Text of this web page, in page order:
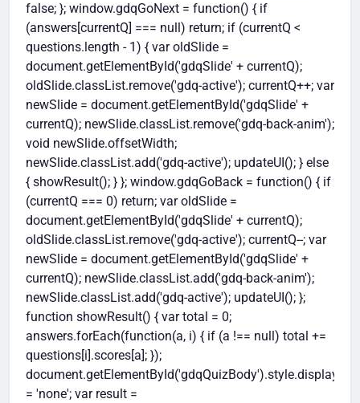
false; }; window.gdqGoNext = function() { if
(answers[currentQ] === null) return; if (currentQ <
questions.length - 1) { var oldSlide =
document.getElementById('gdqSlide' + currentQ);
oldSlide.classList.remove('gdq-active'); currentQ++; var
newSlide = document.getElementById('gdqSlide' +
currentQ); newSlide.classList.remove('gdq-back-anim');
void newSlide.offsetWidth;
newSlide.classList.add('gdq-active'); updateUI(); } else
{ showResult(); } }; window.gdqGoBack = function() { if
(currentQ === 0) return; var oldSlide =
document.getElementById('gdqSlide' + currentQ);
oldSlide.classList.remove('gdq-active'); currentQ--; var
newSlide = document.getElementById('gdqSlide' +
currentQ); newSlide.classList.add('gdq-back-anim');
newSlide.classList.add('gdq-active'); updateUI(); };
function showResult() { var total = 0;
answers.forEach(function(a, i) { if (a !== null) total +=
questions[i].scores[a]; });
document.getElementById('gdqQuizBody').style.display
= 'none'; var result =